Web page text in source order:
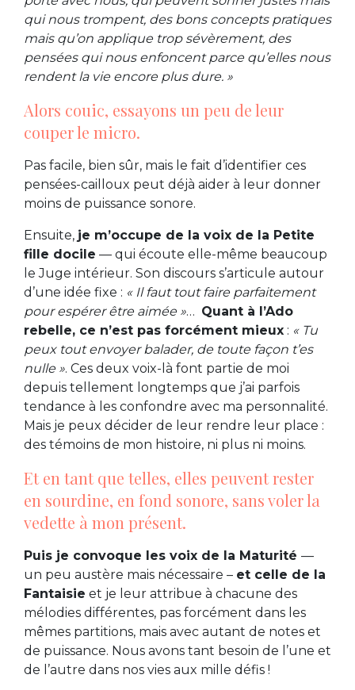
qui nous trompent, des bons concepts pratiques
mais qu’on applique trop sévèrement, des
pensées qui nous enfoncent parce qu’elles nous
rendent la vie encore plus dure. »
Alors couic, essayons un peu de leur
couper le micro.
Pas facile, bien sûr, mais le fait d’identifier ces
pensées-cailloux peut déjà aider à leur donner
moins de puissance sonore.
Ensuite, je m’occupe de la voix de la Petite
fille docile — qui écoute elle-même beaucoup
le Juge intérieur. Son discours s’articule autour
d’une idée fixe : « Il faut tout faire parfaitement
pour espérer être aimée »… Quant à l’Ado
rebelle, ce n’est pas forcément mieux : « Tu
peux tout envoyer balader, de toute façon t’es
nulle ». Ces deux voix-là font partie de moi
depuis tellement longtemps que j’ai parfois
tendance à les confondre avec ma personnalité.
Mais je peux décider de leur rendre leur place :
des témoins de mon histoire, ni plus ni moins.
Et en tant que telles, elles peuvent rester
en sourdine, en fond sonore, sans voler la
vedette à mon présent.
Puis je convoque les voix de la Maturité —
un peu austère mais nécessaire – et celle de la
Fantaisie et je leur attribue à chacune des
mélodies différentes, pas forcément dans les
mêmes partitions, mais avec autant de notes et
de puissance. Nous avons tant besoin de l’une et
de l’autre dans nos vies aux mille défis !